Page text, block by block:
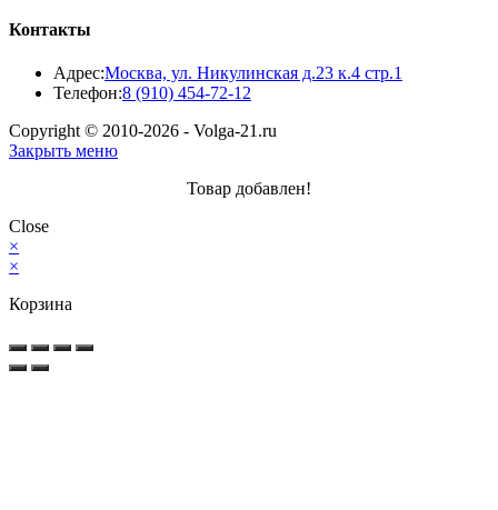
Контакты
Адрес:Москва, ул. Никулинская д.23 к.4 стр.1
Телефон:8 (910) 454-72-12
вашем
Copyright © 2010-2026 - Volga-21.ru
Закрыть меню
Товар добавлен!
Close
×
×
Корзина